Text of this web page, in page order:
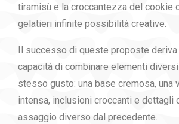
tiramisù e la croccantezza del cookie
gelatieri infinite possibilità creative.
Il successo di queste proposte
capacità di combinare elementi
stesso gusto: una base cremosa, una
intensa, inclusioni croccanti e dettagli
assaggio diverso dal precedente.